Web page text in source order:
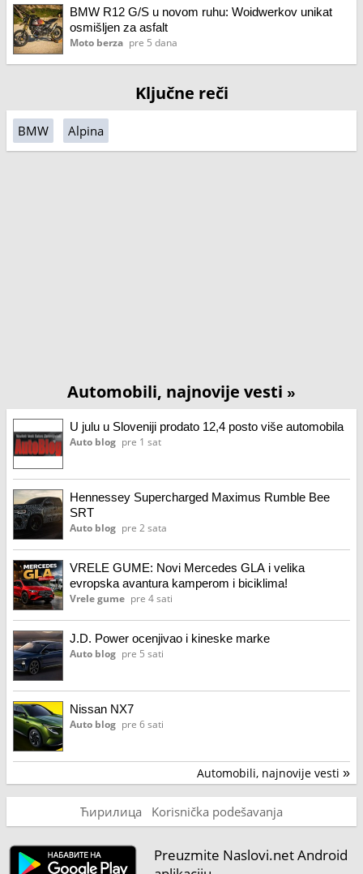
BMW R12 G/S u novom ruhu: Woidwerkov unikat
osmišljen za asfalt
Moto berza pre 5 dana
Ključne reči
BMW Alpina
Automobili, najnovije vesti »
U julu u Sloveniji prodato 12,4 posto više automobila
Auto blog pre 1 sat
Hennessey Supercharged Maximus Rumble Bee
SRT
Auto blog pre 2 sata
VRELE GUME: Novi Mercedes GLA i velika
evropska avantura kamperom i biciklima!
Vrele gume pre 4 sati
J.D. Power ocenjivao i kineske marke
Auto blog pre 5 sati
Nissan NX7
Auto blog pre 6 sati
Automobili, najnovije vesti »
Ћирилица Korisnička podešavanja
Preuzmite Naslovi.net Android